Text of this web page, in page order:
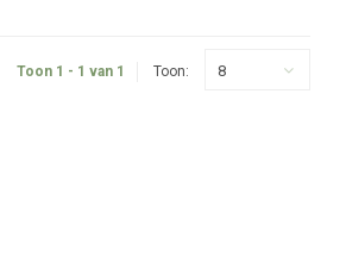
Toon 1 - 1 van 1 Toon: 8